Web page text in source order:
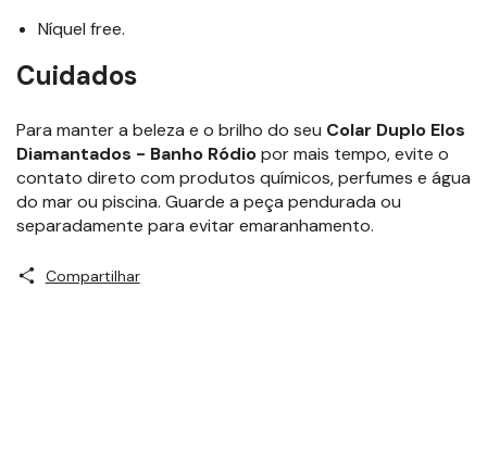
Níquel free.
Cuidados
Para manter a beleza e o brilho do seu Colar Duplo Elos
Diamantados - Banho Ródiopor mais tempo, evite o
contato direto com produtos químicos, perfumes e água
do mar ou piscina. Guarde a peça pendurada ou
separadamente para evitar emaranhamento.
Compartilhar